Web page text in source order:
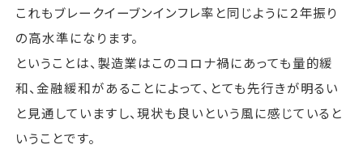
これもブレークイーブンインフレ率と同じように２年振り
の高水準になります。
ということは、製造業はこのコロナ禍にあっても量的緩
和、金融緩和があることによって、とても先行きが明るい
と見通していますし、現状も良いという風に感じていると
いうことです。